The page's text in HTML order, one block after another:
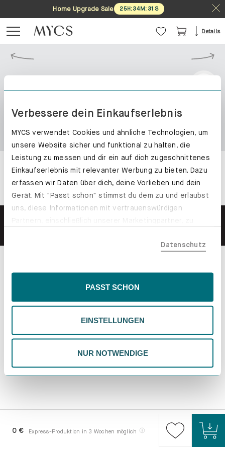
Verbessere dein Einkaufserlebnis
MYCS verwendet Cookies und ähnliche Technologien, um
unsere Website sicher und funktional zu halten, die
Leistung zu messen und dir ein auf dich zugeschnittenes
Einkaufserlebnis mit relevanter Werbung zu bieten. Dazu
erfassen wir Daten über dich, deine Vorlieben und dein
Gerät. Mit "Passt schon" stimmst du dem zu und erlaubst
uns, diese Informationen mit vertrauenswürdigen
der EU, beispielsweise in den USA, verarbeitet werden
Inhalte eingeschränkt sein könnten. Wähle
deiner Präferenzen. Du kannst deine Wahl jederzeit
ändern. Weitere Informationen findest du in unserer
Datenschutzrichtlinie.
Datenschutz
PASST SCHON
EINSTELLUNGEN
NUR NOTWENDIGE
Home Upgrade Sale 25H:34M: 31 S
Details
0 € Express-Produktion in 3 Wochen möglich